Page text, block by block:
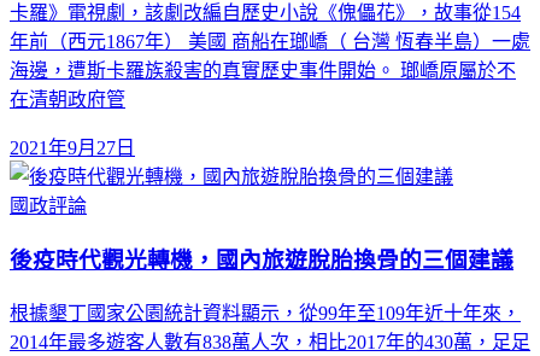
卡羅》電視劇，該劇改編自歷史小說《傀儡花》，故事從154
年前（西元1867年） 美國 商船在瑯嶠（ 台灣 恆春半島）一處
海邊，遭斯卡羅族殺害的真實歷史事件開始。 瑯嶠原屬於不
在清朝政府管
2021年9月27日
國政評論
後疫時代觀光轉機，國內旅遊脫胎換骨的三個建議
根據墾丁國家公園統計資料顯示，從99年至109年近十年來，
2014年最多遊客人數有838萬人次，相比2017年的430萬，足足